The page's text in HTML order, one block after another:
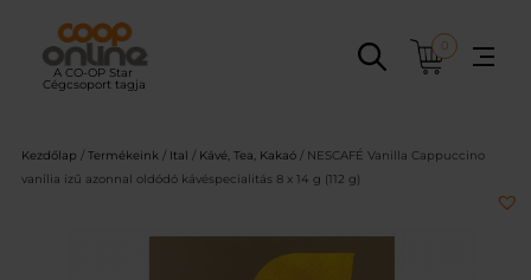
tartalomhoz
0
Kezdőlap / Termékeink / Ital / Kávé, Tea, Kakaó / NESCAFÉ Vanilla Cappuccino
vanília ízű azonnal oldódó kávéspecialitás 8 x 14 g (112 g)